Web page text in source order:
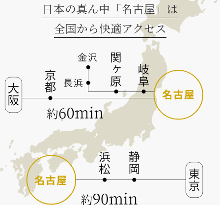
日本の真ん中「名古屋」は
全国から快適アクセス